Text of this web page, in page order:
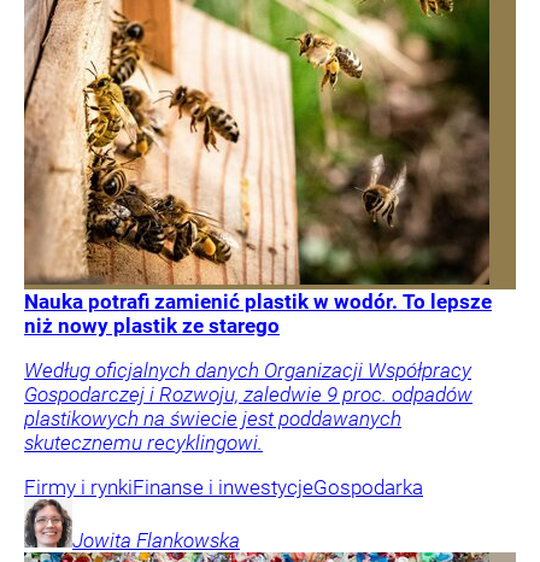
Nauka potrafi zamienić plastik w wodór. To lepsze
niż nowy plastik ze starego
Według oficjalnych danych Organizacji Współpracy
Gospodarczej i Rozwoju, zaledwie 9 proc. odpadów
plastikowych na świecie jest poddawanych
skutecznemu recyklingowi.
Firmy i rynkiFinanse i inwestycjeGospodarka
Jowita Flankowska